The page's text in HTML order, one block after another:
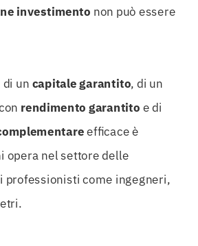
investimento non può essere
di un capitale garantito, di un
rendimento garantito e di
efficace è
opera nel settore delle
professionisti come ingegneri,